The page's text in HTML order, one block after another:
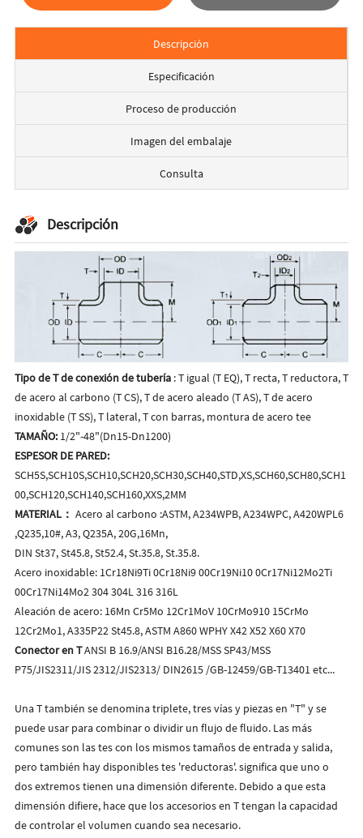
Descripción
Especificación
Proceso de producción
Imagen del embalaje
Consulta
Descripción
Tipo de T de conexión de tubería: T igual (T EQ), T recta, T reductora, T
de acero al carbono (T CS), T de acero aleado (T AS), T de acero
inoxidable (T SS), T lateral, T con barras, montura de acero tee
TAMAÑO:1/2"-48"(Dn15-Dn1200)
ESPESOR DE PARED:
SCH5S,SCH10S,SCH10,SCH20,SCH30,SCH40,STD,XS,SCH60,SCH80,SCH1
00,SCH120,SCH140,SCH160,XXS,2MM
MATERIAL： Acero al carbono :ASTM, A234WPB, A234WPC, A420WPL6
,Q235,10#, A3, Q235A, 20G,16Mn,
DIN St37, St45.8, St52.4, St.35.8, St.35.8.
Acero inoxidable: 1Cr18Ni9Ti 0Cr18Ni9 00Cr19Ni10 0Cr17Ni12Mo2Ti
00Cr17Ni14Mo2 304 304L 316 316L
Aleación de acero: 16Mn Cr5Mo 12Cr1MoV 10CrMo910 15CrMo
12Cr2Mo1, A335P22 St45.8, ASTM A860 WPHY X42 X52 X60 X70
Conector en TANSI B 16.9/ANSI B16.28/MSS SP43/MSS
P75/JIS2311/JIS 2312/JIS2313/ DIN2615 /GB-12459/GB-T13401 etc...
Una T también se denomina triplete, tres vías y piezas en "T" y se
puede usar para combinar o dividir un flujo de fluido. Las más
comunes son las tes con los mismos tamaños de entrada y salida,
pero también hay disponibles tes 'reductoras'.significa que uno o
dos extremos tienen una dimensión diferente. Debido a que esta
dimensión difiere, hace que los accesorios en T tengan la capacidad
de controlar el volumen cuando sea necesario.